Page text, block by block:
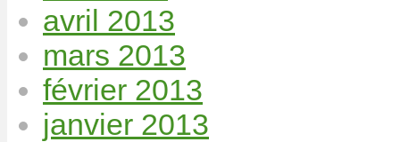
avril 2013
mars 2013
février 2013
janvier 2013